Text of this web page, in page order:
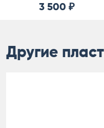
3 500 ₽
Другие